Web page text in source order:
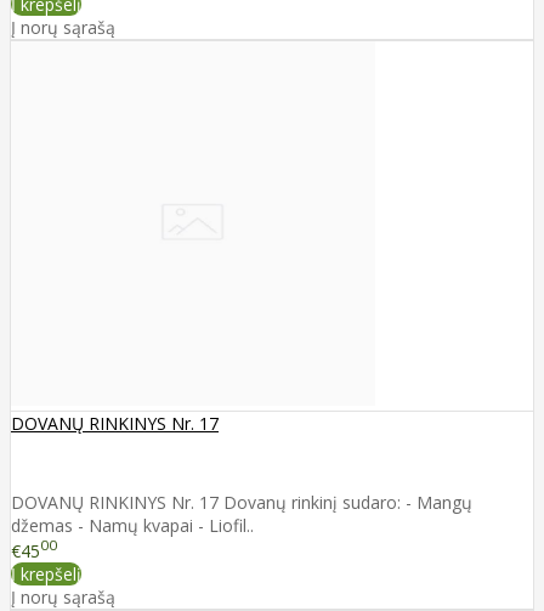
Į norų sąrašą
DOVANŲ RINKINYS Nr. 17
DOVANŲ RINKINYS Nr. 17 Dovanų rinkinį sudaro: - Mangų
džemas - Namų kvapai - Liofil..
€4500
Į krepšelį
Į norų sąrašą